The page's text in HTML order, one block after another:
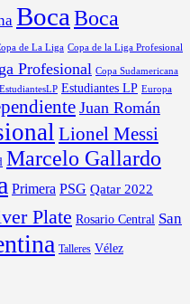
Boca Boca
de La Liga Copa de la Liga Profesional
Profesional Copa Sudamericana
EstudiantesLP Estudiantes LP Europa
Juan Román
Lionel Messi
Marcelo Gallardo
Primera PSG Qatar 2022
Plate Rosario Central San
Talleres Vélez